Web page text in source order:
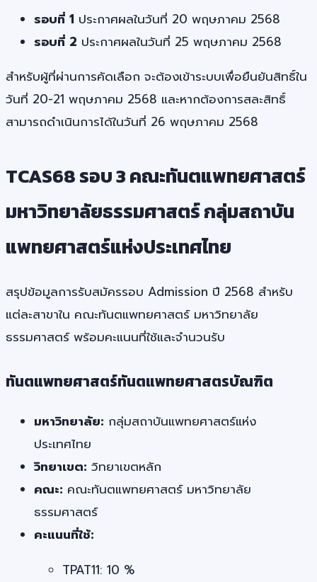
รอบที่ 1 ประกาศผลในวันที่ 20 พฤษภาคม 2568
รอบที่ 2 ประกาศผลในวันที่ 25 พฤษภาคม 2568
สำหรับผู้ที่ผ่านการคัดเลือก จะต้องเข้าระบบเพื่อยืนยันสิทธิ์ใน
วันที่ 20-21 พฤษภาคม 2568 และหากต้องการสละสิทธิ์
สามารถดำเนินการได้ในวันที่ 26 พฤษภาคม 2568
TCAS68 รอบ 3 คณะทันตแพทยศาสตร์
มหาวิทยาลัยธรรมศาสตร์ กลุ่มสถาบัน
แพทยศาสตร์แห่งประเทศไทย
สรุปข้อมูลการรับสมัครรอบ Admission ปี 2568 สำหรับ
แต่ละสาขาใน คณะทันตแพทยศาสตร์ มหาวิทยาลัย
ธรรมศาสตร์ พร้อมคะแนนที่ใช้และจำนวนรับ
ทันตแพทยศาสตร์ทันตแพทยศาสตรบัณฑิต
มหาวิทยาลัย: กลุ่มสถาบันแพทยศาสตร์แห่ง
ประเทศไทย
วิทยาเขต: วิทยาเขตหลัก
คณะ: คณะทันตแพทยศาสตร์ มหาวิทยาลัย
ธรรมศาสตร์
คะแนนที่ใช้:
TPAT11: 10 %